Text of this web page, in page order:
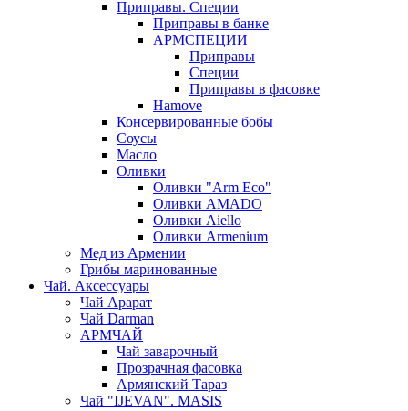
Приправы. Специи
Приправы в банке
АРМСПЕЦИИ
Приправы
Специи
Приправы в фасовке
Hamove
Консервированные бобы
Соусы
Масло
Оливки
Оливки "Arm Eco"
Оливки AMADO
Оливки Aiello
Оливки Armenium
Мед из Армении
Грибы маринованные
Чай. Аксессуары
Чай Арарат
Чай Darman
АРМЧАЙ
Чай заварочный
Прозрачная фасовка
Армянский Тараз
Чай "IJEVAN". MASIS